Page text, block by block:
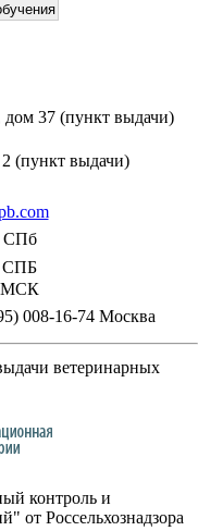
дом 37 (пункт выдачи)
(пункт выдачи)
СПб
СПБ
МСК
008-16-74 Москва
ветеринарных
контроль и
от Россельхознадзора